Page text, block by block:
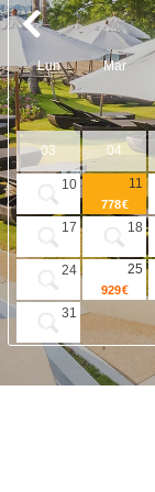
CARIBE
OFERTAS
VUELO + HOTEL
PLAYAS
CRUCEROS
CIRCUITOS
DISNEY
TRIP PLANNER
Lun Mar
03 04
10 11
778 €
17 18
24 25
929 €
31